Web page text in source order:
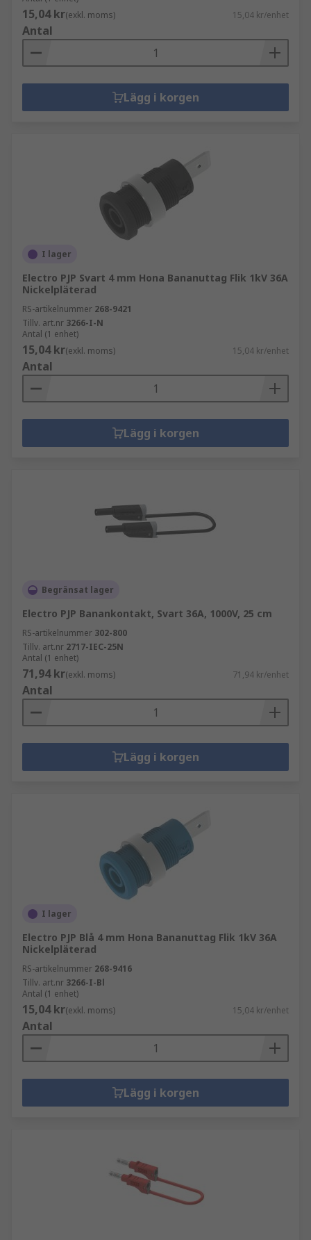
15,04 kr(exkl. moms) 15,04 kr/enhet
Antal
Lägg i korgen
I lager
Electro PJP Svart 4 mm Hona Bananuttag Flik 1kV 36A
Nickelpläterad
RS-artikelnummer 268-9421
Tillv. art.nr 3266-I-N
Antal (1 enhet)
15,04 kr(exkl. moms) 15,04 kr/enhet
Antal
Lägg i korgen
Begränsat lager
Electro PJP Banankontakt, Svart 36A, 1000V, 25 cm
RS-artikelnummer 302-800
Tillv. art.nr 2717-IEC-25N
Antal (1 enhet)
71,94 kr(exkl. moms) 71,94 kr/enhet
Antal
Lägg i korgen
I lager
Electro PJP Blå 4 mm Hona Bananuttag Flik 1kV 36A
Nickelpläterad
RS-artikelnummer 268-9416
Tillv. art.nr 3266-I-Bl
Antal (1 enhet)
15,04 kr(exkl. moms) 15,04 kr/enhet
Antal
Lägg i korgen